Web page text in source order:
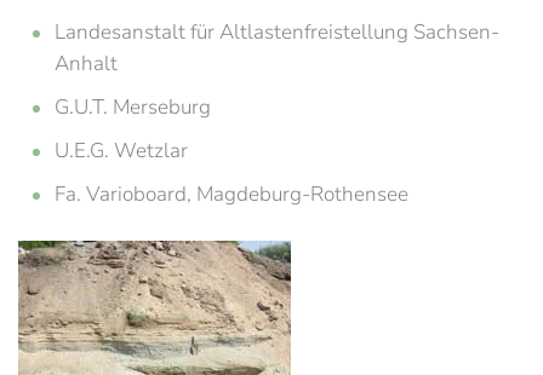
Landesanstalt für Altlastenfreistellung Sachsen-
Anhalt
G.U.T. Merseburg
U.E.G. Wetzlar
Fa. Varioboard, Magdeburg-Rothensee